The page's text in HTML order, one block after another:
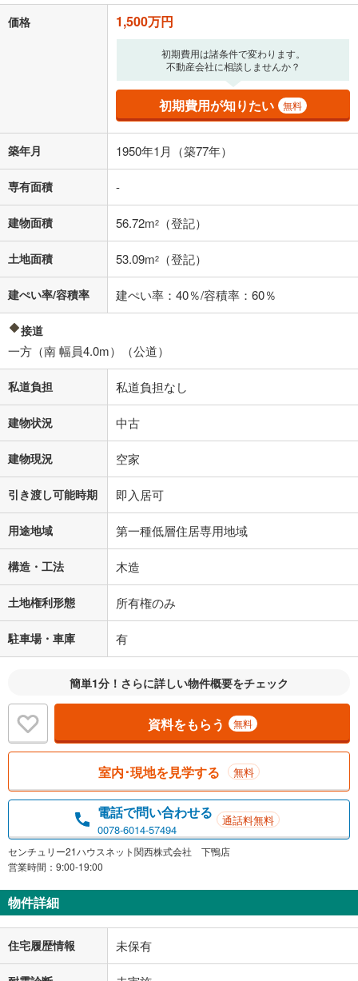
「金利」については、ご利用を予定されている金融機関等にご確認の
上、ご自身での入力をお願いいたします。初期設定で自動入力されてい
る値は、実際の金融機関等における貸出金利とは何ら関係がなく、実際
の金融機関等における貸出金利を何ら保証するものではありません。返
済方法「元利均等返済」にて算出しております。入力された金利を35年
適用した場合の計算結果を表示しています。
その他月額費用や、初期費用がかかります。ご注意ください。実際にお
借り入れの際は各金融機関等に、必ずご自身でご確認をお願いいたしま
条件によってお借り入れができないことがあります。
閉じる
価格 1,500万円
初期費用は諸条件で変わります。
不動産会社に相談しませんか？
初期費用が知りたい 無料
築年月 1950年1月（築77年）
専有面積 -
建物面積 56.72m2 （登記）
土地面積 53.09m2 （登記）
建ぺい率/容積率 建ぺい率：40％/容積率：60％
接道
一方（南 幅員4.0m）（公道）
私道負担 私道負担なし
建物状況 中古
建物現況 空家
引き渡し可能時期 即入居可
用途地域 第一種低層住居専用地域
構造・工法 木造
土地権利形態 所有権のみ
駐車場・車庫 有
簡単1分！さらに詳しい物件概要をチェック
資料をもらう 無料
室内･現地を見学する 無料
電話で問い合わせる
0078-6014-57494
通話料無料
センチュリー21ハウスネット関西株式会社 下鴨店
営業時間：9:00-19:00
物件詳細
住宅履歴情報 未保有